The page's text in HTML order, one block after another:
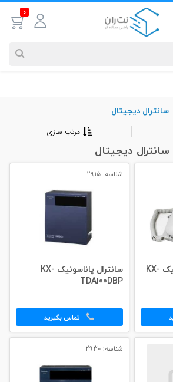
0
#کابل شبکه لگراند
سانترال دیجیتال
مرتب سازی
سانترال دیجیتال
تلفن سانترال پاناسونیک KX-
شناسه: 2915
سانترال پاناسونیک KX-
TDA100DBP
تماس بگیرید
شناسه: 2930